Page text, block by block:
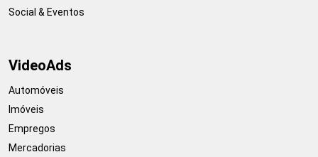
Social & Eventos
VideoAds
Automóveis
Imóveis
Empregos
Mercadorias